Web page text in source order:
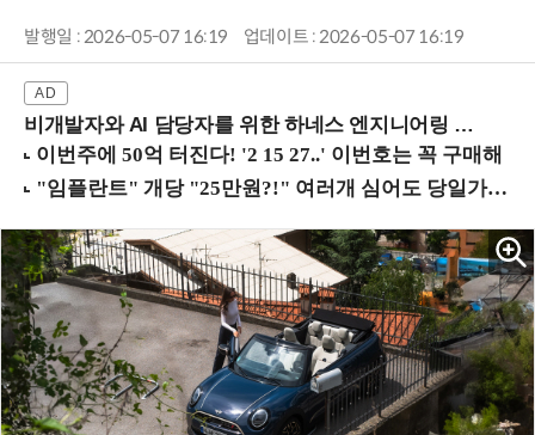
발행일 : 2026-05-07 16:19 업데이트 : 2026-05-07 16:19
비개발자와 AI 담당자를 위한 하네스 엔지니어링 입문과정 (8/20 신논현역)